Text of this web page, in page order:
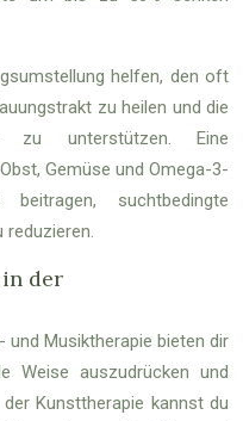
helfen, den oft
zu heilen und die
zu unterstützen. Eine
Gemüse und Omega-3-
suchtbedingte
reduzieren.
der
Musiktherapie bieten dir
Weise auszudrücken und
Kunsttherapie kannst du